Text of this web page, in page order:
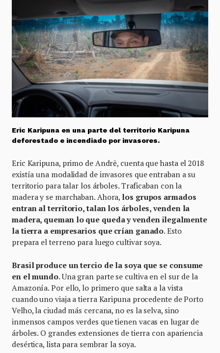
Eric Karipuna en una parte del territorio Karipuna
deforestado e incendiado por invasores.
Eric Karipuna, primo de Andrē, cuenta que hasta el 2018
existía una modalidad de invasores que entraban a su
territorio para talar los árboles. Traficaban con la
madera y se marchaban. Ahora, los grupos armados
entran al territorio, talan los árboles, venden la
madera, queman lo que queda y venden ilegalmente
la tierra a empresarios que crían ganado. Esto
prepara el terreno para luego cultivar soya.
Brasil produce un tercio de la soya que se consume
en el mundo. Una gran parte se cultiva en el sur de la
Amazonía. Por ello, lo primero que salta a la vista
cuando uno viaja a tierra Karipuna procedente de Porto
Velho, la ciudad más cercana, no es la selva, sino
inmensos campos verdes que tienen vacas en lugar de
árboles. O grandes extensiones de tierra con apariencia
desértica, lista para sembrar la soya.